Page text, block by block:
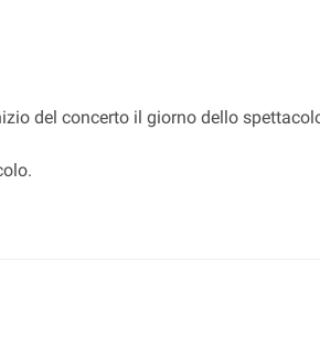
del concerto il giorno dello